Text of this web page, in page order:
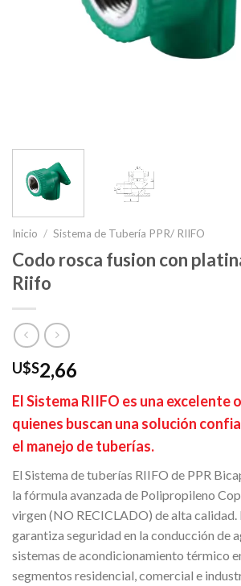
Inicio / Sistema de Tubería PPR/ RIIFO
Codo rosca fusion con
Riifo
U$S2,66
El Sistema RIIFO es una excelente
quienes buscan una solución
el manejo de tuberías.
El Sistema de tuberías RIIFO de PPR
la fórmula avanzada de Polipropileno
virgen (NO RECICLADO) de alta calidad.
garantiza seguridad en la conducción de
sistemas de acondicionamiento térmico
segmentos residencial, comercial e